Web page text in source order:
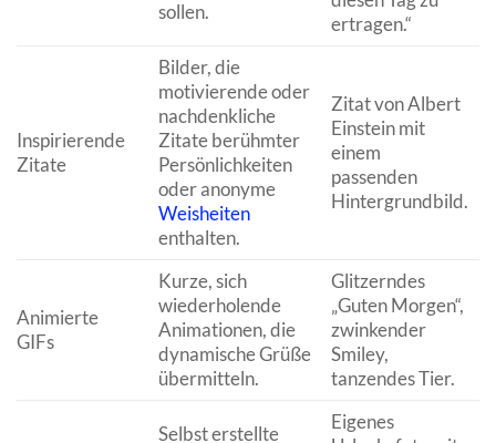
sollen.
ertragen.“
Inspirierende
Zitate
Bilder, die
motivierende oder
nachdenkliche
Zitate berühmter
Persönlichkeiten
oder anonyme
Weisheiten
enthalten.
Zitat von Albert
Einstein mit
einem
passenden
Hintergrundbild.
Animierte
GIFs
Kurze, sich
wiederholende
Animationen, die
dynamische Grüße
übermitteln.
Glitzerndes
„Guten Morgen“,
zwinkender
Smiley,
tanzendes Tier.
Selbst erstellte
Eigenes